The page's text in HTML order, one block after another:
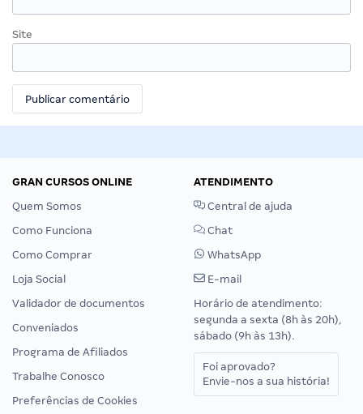
Site
GRAN CURSOS ONLINE
Quem Somos
Como Funciona
Como Comprar
Loja Social
Validador de documentos
Conveniados
Programa de Afiliados
Trabalhe Conosco
Preferências de Cookies
ATENDIMENTO
Central de ajuda
Chat
WhatsApp
E-mail
Horário de atendimento:
segunda a sexta (8h às 20h),
sábado (9h às 13h).
Foi aprovado?
Envie-nos a sua história!